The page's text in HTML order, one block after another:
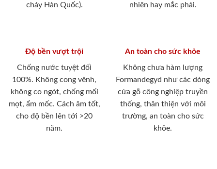
cháy Hàn Quốc).
nhiên hay mắc phải.
Độ bền vượt trội
Chống nước tuyệt đối
100%. Không cong vênh,
không co ngót, chống mối
mọt, ẩm mốc. Cách âm tốt,
cho độ bền lên tới >20
năm.
An toàn cho sức khỏe
Không chưa hàm lượng
Formandegyd như các dòng
cửa gỗ công nghiệp truyền
thống, thân thiện với môi
trường, an toàn cho sức
khỏe.